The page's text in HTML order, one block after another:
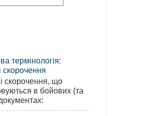
термінологія:
скорочення
скорочення, що
в бойових (та